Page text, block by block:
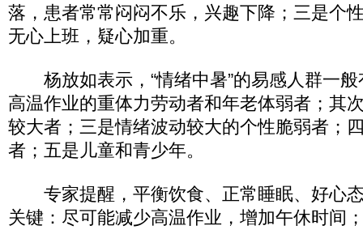
落，患者常常闷闷不乐，兴趣下降；三是个
无心上班，疑心加重。
杨放如表示，“情绪中暑”的易感人群一般
高温作业的重体力劳动者和年老体弱者；其
较大者；三是情绪波动较大的个性脆弱者；
者；五是儿童和青少年。
专家提醒，平衡饮食、正常睡眠、好心态
关键：尽可能减少高温作业，增加午休时间